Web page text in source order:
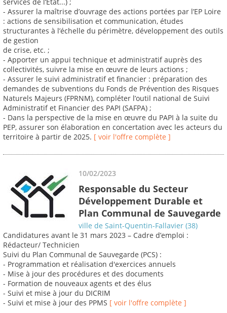
services de l’Etat...) ;
- Assurer la maîtrise d’ouvrage des actions portées par l’EP Loire
: actions de sensibilisation et communication, études
structurantes à l’échelle du périmètre, développement des outils
de gestion
de crise, etc. ;
- Apporter un appui technique et administratif auprès des
collectivités, suivre la mise en œuvre de leurs actions ;
- Assurer le suivi administratif et financier : préparation des
demandes de subventions du Fonds de Prévention des Risques
Naturels Majeurs (FPRNM), compléter l’outil national de Suivi
Administratif et Financier des PAPI (SAFPA) ;
- Dans la perspective de la mise en œuvre du PAPI à la suite du
PEP, assurer son élaboration en concertation avec les acteurs du
territoire à partir de 2025. [ voir l'offre complète ]
10/02/2023
Responsable du Secteur
Développement Durable et
Plan Communal de Sauvegarde
ville de Saint-Quentin-Fallavier (38)
Candidatures avant le 31 mars 2023 – Cadre d’emploi :
Rédacteur/ Technicien
Suivi du Plan Communal de Sauvegarde (PCS) :
- Programmation et réalisation d'exercices annuels
- Mise à jour des procédures et des documents
- Formation de nouveaux agents et des élus
- Suivi et mise à jour du DICRIM
- Suivi et mise à jour des PPMS [ voir l'offre complète ]